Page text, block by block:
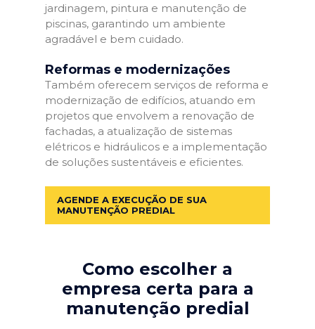
jardinagem, pintura e manutenção de
piscinas, garantindo um ambiente
agradável e bem cuidado.
Reformas e modernizações
Também oferecem serviços de reforma e
modernização de edifícios, atuando em
projetos que envolvem a renovação de
fachadas, a atualização de sistemas
elétricos e hidráulicos e a implementação
de soluções sustentáveis e eficientes.
AGENDE A EXECUÇÃO DE SUA
MANUTENÇÃO PREDIAL
Como escolher a
empresa certa para a
manutenção predial